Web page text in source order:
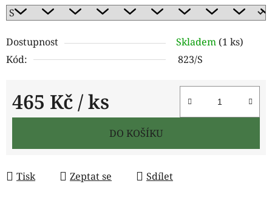
Dostupnost Skladem (1 ks)
Kód:
823/S
465 Kč / ks
Měrná cena:
DO KOŠÍKU
Tisk Zeptat se Sdílet